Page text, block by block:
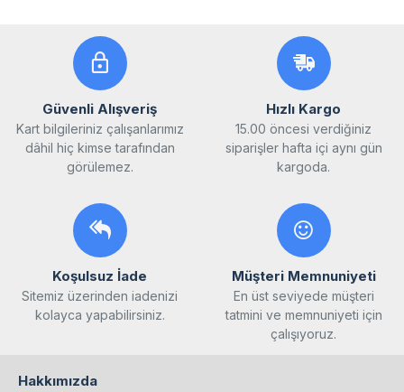
Güvenli Alışveriş
Kart bilgileriniz çalışanlarımız
dâhil hiç kimse tarafından
görülemez.
Hızlı Kargo
15.00 öncesi verdiğiniz
siparişler hafta içi aynı gün
kargoda.
Koşulsuz İade
Sitemiz üzerinden iadenizi
kolayca yapabilirsiniz.
Müşteri Memnuniyeti
En üst seviyede müşteri
tatmini ve memnuniyeti için
çalışıyoruz.
Hakkımızda